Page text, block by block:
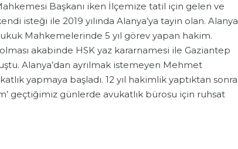
Başkanı iken İlçemize tatil için gelen ve
isteği ile 2019 yılında Alanya’ya tayin olan. Alanya
Mahkemelerinde 5 yıl görev yapan hakim.
akabinde HSK yaz kararnamesi ile Gaziantep
Alanya’dan ayrılmak istemeyen Mehmet
yapmaya başladı. 12 yıl hakimlik yaptıktan sonra
geçtiğimiz günlerde avukatlık bürosu için ruhsat